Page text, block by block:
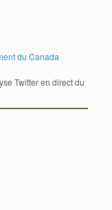
du Canada
Twitter en direct du